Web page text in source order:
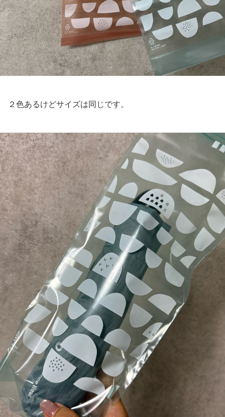
２色あるけどサイズは同じです。